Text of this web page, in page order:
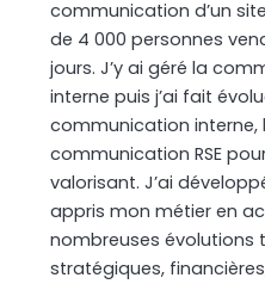
communication d’un
de 4 000 personnes
jours. J’y ai géré la
interne puis j’ai fait
communication
communication RSE
valorisant. J’ai
appris mon métier en
nombreuses évolutions
stratégiques,